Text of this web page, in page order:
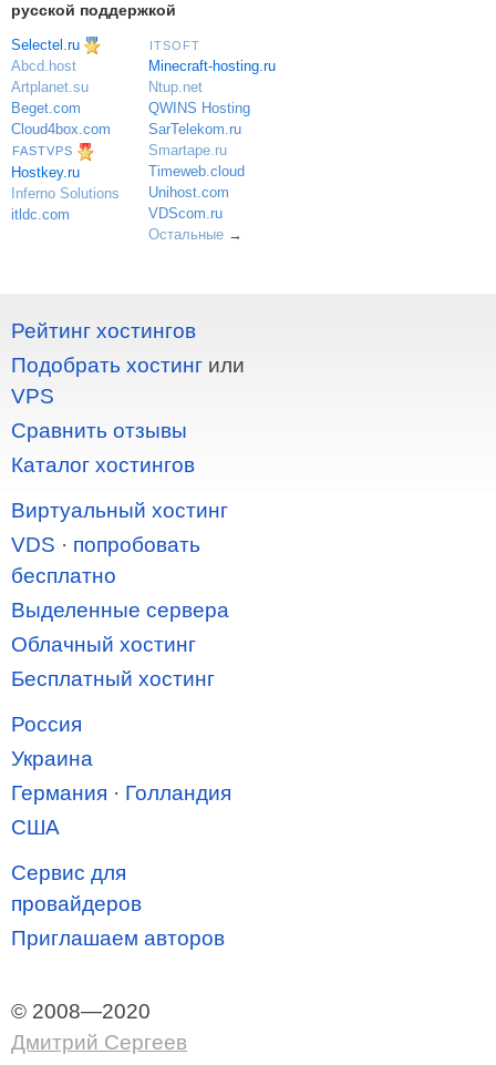
русской поддержкой
Selectel.ru
Abcd.host
Artplanet.su
Beget.com
Cloud4box.com
FASTVPS
Hostkey.ru
Inferno Solutions
itldc.com
ITSOFT
Minecraft-hosting.ru
Ntup.net
QWINS Hosting
SarTelekom.ru
Smartape.ru
Timeweb.cloud
Unihost.com
VDScom.ru
Остальные→
Рейтинг хостингов
Подобрать хостинг или
VPS
Сравнить отзывы
Каталог хостингов
Виртуальный хостинг
VDS · попробовать
бесплатно
Выделенные сервера
Облачный хостинг
Бесплатный хостинг
Россия
Украина
Германия · Голландия
США
Сервис для
провайдеров
Приглашаем авторов
© 2008—2020
Дмитрий Сергеев